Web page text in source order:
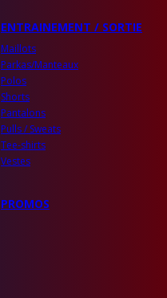
ENTRAINEMENT / SORTIE
Maillots
Parkas/Manteaux
Polos
Shorts
Pantalons
Pulls / Sweats
Tee-shirts
Vestes
PROMOS